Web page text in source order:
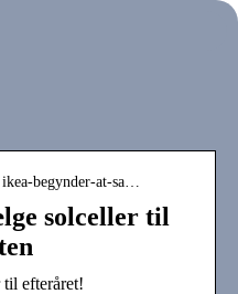
begynder-at-sa…
solceller til
efteråret!